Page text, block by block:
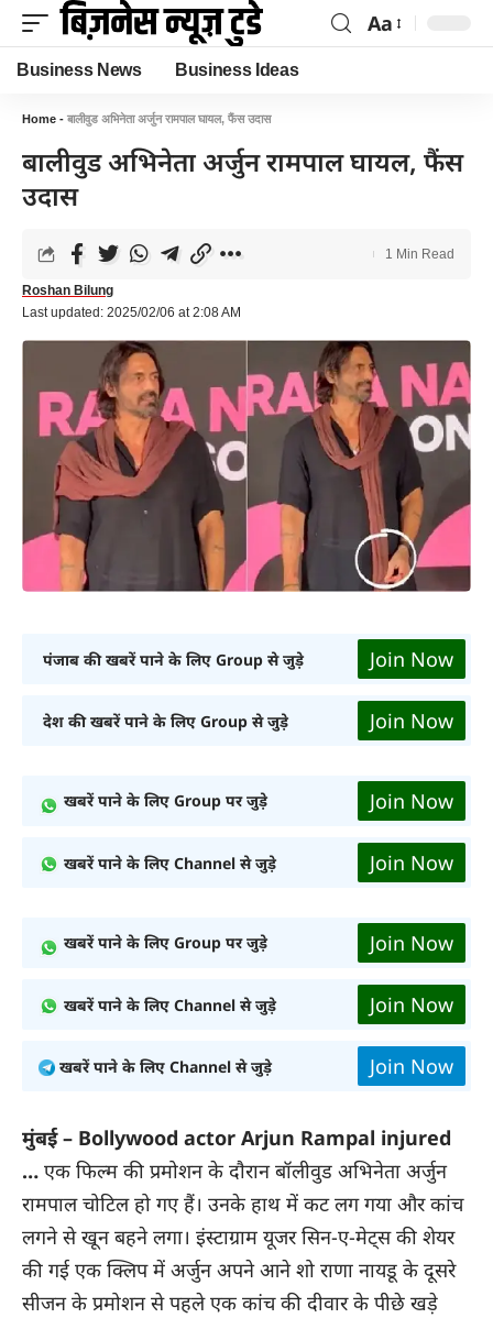
Aa
Business News Business Ideas
Home - बालीवुड अभिनेता अर्जुन रामपाल घायल, फैंस उदास
बालीवुड अभिनेता अर्जुन रामपाल घायल, फैंस
उदास
Last updated: 2025/02/06 at 2:08 AM
Roshan Bilung
1 Min Read
पंजाब की खबरें पाने के लिए Group से जुड़े Join Now
देश की खबरें पाने के लिए Group से जुड़े Join Now
खबरें पाने के लिए Group पर जुड़े Join Now
खबरें पाने के लिए Channel से जुड़े Join Now
खबरें पाने के लिए Group पर जुड़े Join Now
खबरें पाने के लिए Channel से जुड़े Join Now
खबरें पाने के लिए Channel से जुड़े Join Now
मुंबई – Bollywood actor Arjun Rampal injured
… एक फिल्म की प्रमोशन के दाैरान बॉलीवुड अभिनेता अर्जुन
रामपाल चोटिल हो गए हैं। उनके हाथ में कट लग गया और कांच
लगने से खून बहने लगा। इंस्टाग्राम यूजर सिन-ए-मेट्स की शेयर
की गई एक क्लिप में अर्जुन अपने आने शो राणा नायडू के दूसरे
सीजन के प्रमोशन से पहले एक कांच की दीवार के पीछे खड़े